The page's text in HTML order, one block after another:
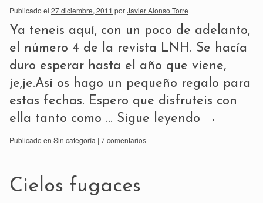
Publicado el 27 diciembre, 2011 porJavier Alonso Torre
Ya teneis aquí, con un poco de adelanto,
el número 4 de la revista LNH. Se hacía
duro esperar hasta el año que viene,
je,je.Así os hago un pequeño regalo para
estas fechas. Espero que disfruteis con
ella tanto como … Sigue leyendo →
Publicado en Sin categoría | 7 comentarios
Cielos fugaces